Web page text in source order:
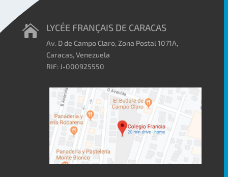
 LYCÉE FRANÇAIS DE CARACAS
Av. D de Campo Claro, Zona Postal 1071A,
Caracas, Venezuela
RIF: J-000925550